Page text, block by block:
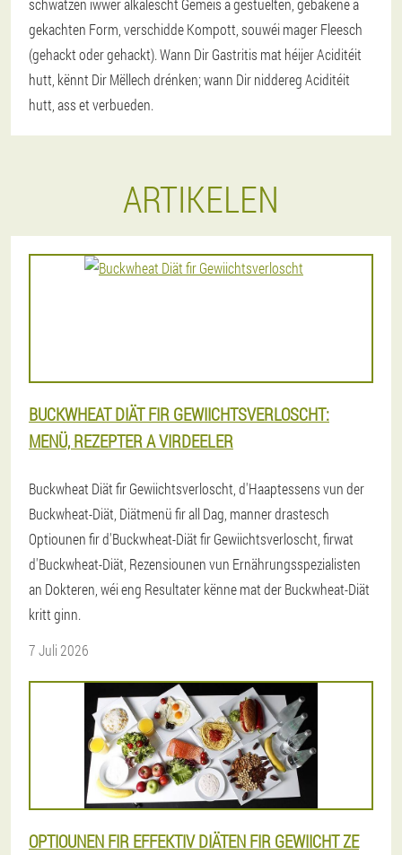
schwätzen iwwer alkalescht Geméis a gestuelten, gebakene a
gekachten Form, verschidde Kompott, souwéi mager Fleesch
(gehackt oder gehackt). Wann Dir Gastritis mat héijer Aciditéit
hutt, kënnt Dir Mëllech drénken; wann Dir niddereg Aciditéit
hutt, ass et verbueden.
ARTIKELEN
BUCKWHEAT DIÄT FIR GEWIICHTSVERLOSCHT:
MENÜ, REZEPTER A VIRDEELER
Buckwheat Diät fir Gewiichtsverloscht, d'Haaptessens vun der
Buckwheat-Diät, Diätmenü fir all Dag, manner drastesch
Optiounen fir d'Buckwheat-Diät fir Gewiichtsverloscht, firwat
d'Buckwheat-Diät, Rezensiounen vun Ernährungsspezialisten
an Dokteren, wéi eng Resultater kënne mat der Buckwheat-Diät
kritt ginn.
7 Juli 2026
OPTIOUNEN FIR EFFEKTIV DIÄTEN FIR GEWIICHT ZE